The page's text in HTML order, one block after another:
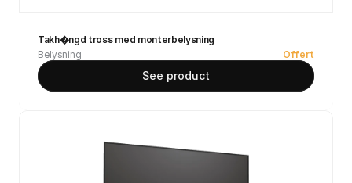
Takh�ngd tross med monterbelysning
Belysning
Offert
See product